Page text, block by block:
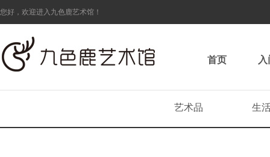
您好，欢迎进入九色鹿艺术馆！
首页
艺术品 生